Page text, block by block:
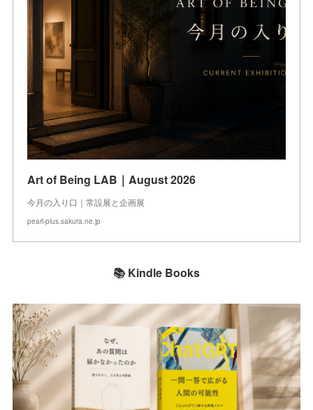
Art of Being LAB｜August 2026
今月の入り口｜常設展と企画展
pearl-plus.sakura.ne.jp
📚 Kindle Books